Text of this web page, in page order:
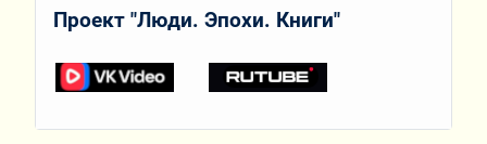
Проект "Люди. Эпохи. Книги"